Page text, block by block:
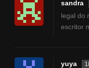
sandra
legal do
escritor
yuya